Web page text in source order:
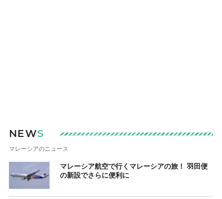
NEWS
マレーシアのニュース
マレーシア航空で行くマレーシアの旅！ 羽田便
の新設でさらに便利に